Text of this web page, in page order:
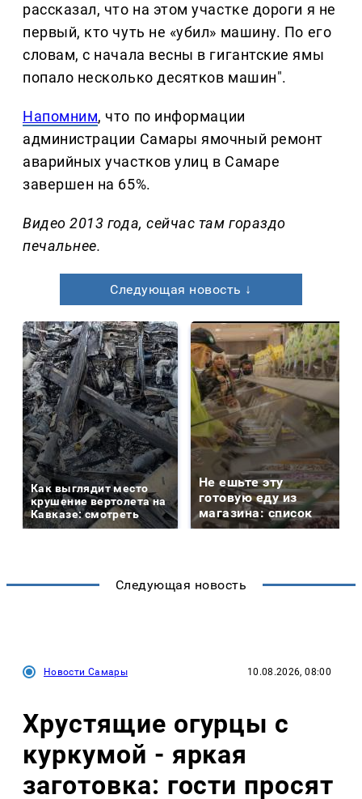
рассказал, что на этом участке дороги я не
первый, кто чуть не «убил» машину. По его
словам, с начала весны в гигантские ямы
попало несколько десятков машин".
Напомним, что по информации
администрации Самары ямочный ремонт
аварийных участков улиц в Самаре
завершен на 65%.
Видео 2013 года, сейчас там гораздо
печальнее.
Следующая новость ↓
Как выглядит место
крушение вертолета на
Кавказе: смотреть
Не ешьте эту
готовую еду из
магазина: список
Следующая новость
Новости Самары 10.08.2026, 08:00
Хрустящие огурцы с
куркумой - яркая
заготовка: гости просят